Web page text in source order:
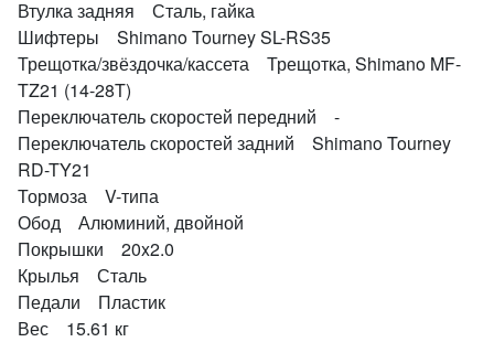
Втулка задняя Сталь, гайка
Шифтеры Shimano Tourney SL-RS35
Трещотка/звёздочка/кассета Трещотка, Shimano MF-
TZ21 (14-28T)
Переключатель скоростей передний -
Переключатель скоростей задний Shimano Tourney
RD-TY21
Тормоза V-типа
Обод Алюминий, двойной
Покрышки 20x2.0
Крылья Сталь
Педали Пластик
Вес 15.61 кг